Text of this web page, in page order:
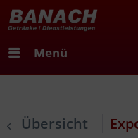
Menü
Übersicht